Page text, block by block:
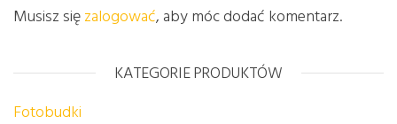
Musisz sięzalogować, aby móc dodać komentarz.
KATEGORIE PRODUKTÓW
Fotobudki